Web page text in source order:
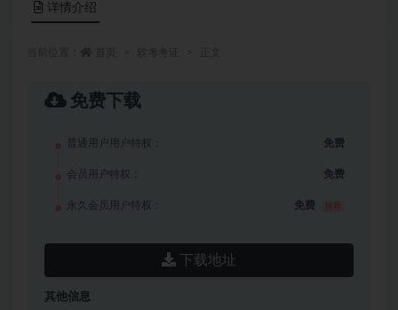
详情介绍
免费下载
普通用户用户特权： 免费
会员用户特权： 免费
永久会员用户特权： 免费
下载地址
其他信息